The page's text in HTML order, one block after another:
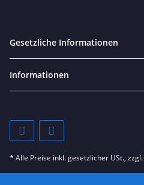
Gesetzliche Informationen
Informationen
* Alle Preise inkl. gesetzlicher USt., zzgl.